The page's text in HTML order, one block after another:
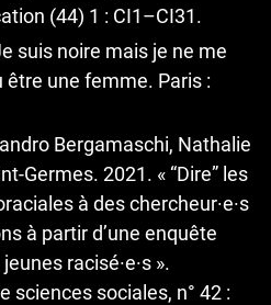
(44) 1 : CI1–CI31.
suis noire mais je ne me
être une femme. Paris :
Bergamaschi, Nathalie
Germes. 2021. « “Dire” les
à des chercheur·e·s
à partir d’une enquête
racisé·e·s ».
sciences sociales, n° 42 :